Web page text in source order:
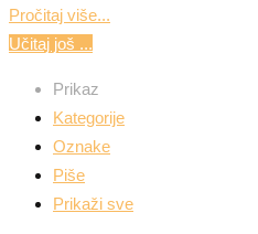
Pročitaj više...
Učitaj još ...
Prikaz
Kategorije
Oznake
Piše
Prikaži sve